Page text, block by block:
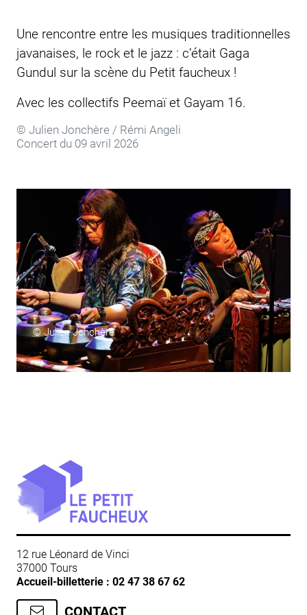
Une rencontre entre les musiques traditionnelles
javanaises, le rock et le jazz : c’était Gaga
Gundul sur la scène du Petit faucheux !
Avec les collectifs Peemaï et Gayam 16.
© Julien Jonchère / Rémi Angeli
Concert du 09 avril 2026
© Julien Jonchère
12 rue Léonard de Vinci
37000 Tours
Accueil-billetterie : 02 47 38 67 62
CONTACT